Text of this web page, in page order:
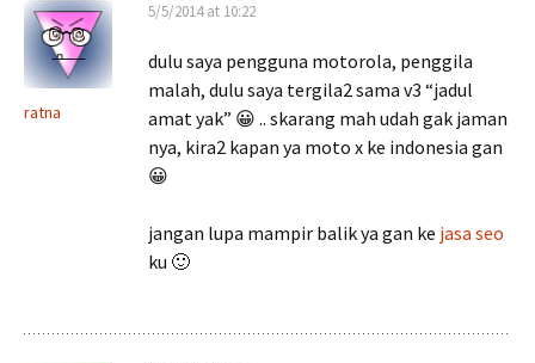
ratna
5/5/2014 at 10:22
dulu saya pengguna motorola, penggila
malah, dulu saya tergila2 sama v3 “jadul
amat yak” 😀 .. skarang mah udah gak jaman
nya, kira2 kapan ya moto x ke indonesia gan
😀
jangan lupa mampir balik ya gan ke jasa seo
ku 🙂